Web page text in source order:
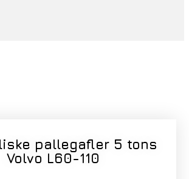
pallegafler 5 tons
Volvo L60-110